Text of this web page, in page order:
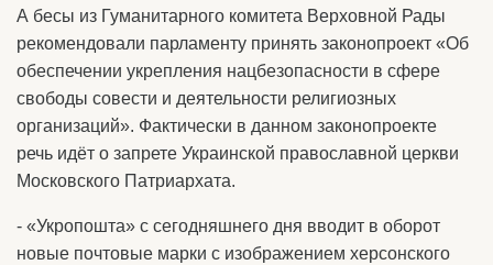
А бесы из Гуманитарного комитета Верховной Рады
рекомендовали парламенту принять законопроект «Об
обеспечении укрепления нацбезопасности в сфере
свободы совести и деятельности религиозных
организаций». Фактически в данном законопроекте
речь идёт о запрете Украинской православной церкви
Московского Патриархата.
- «Укропошта» с сегодняшнего дня вводит в оборот
новые почтовые марки с изображением херсонского